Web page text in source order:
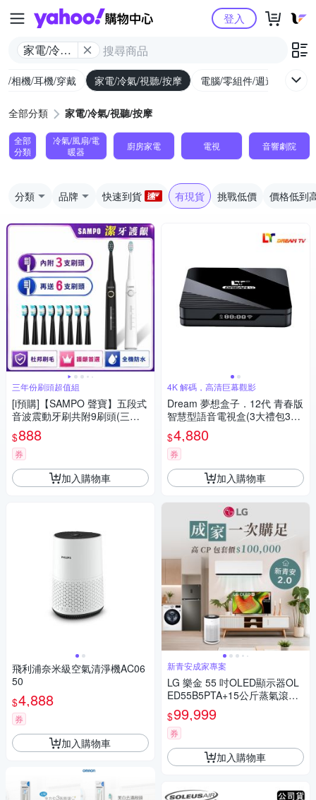
Yahoo購物中心
家電/冷氣/
登入
/相機/耳機/穿戴 家電/冷氣/視聽/按摩 電腦/零組件/週邊/遊戲
全部分類 家電/冷氣/視聽/按摩
全部
分類
冷氣/風扇/電
暖器
廚房家電 電視 音響劇院
分類 品牌 快速到貨 有現貨 挑戰低價 價格低到
三年份刷頭超值組
[i預購]【SAMPO 聲寶】五段式
音波震動牙刷共附9刷頭(三年
份刷頭超值組)
$888
券
加入購物車
飛利浦奈米級空氣清淨機AC06
50
$4,888
券
加入購物車
4K 解碼，高清巨幕觀影
Dream 夢想盒子．12代 青春版
智慧型語音電視盒(3大禮包3選
$4,880
券
加入購物車
新青安成家專案
LG 樂金 55 吋OLED顯示器OL
ED55B5PTA+15公斤蒸氣滾筒
洗衣機WD-S15TBD+395公升
變頻雙門冰箱GN-HL392BSN
+清淨機AS601HWG0+變頻空
調LS-28IDHS
$99,999
券
加入購物車